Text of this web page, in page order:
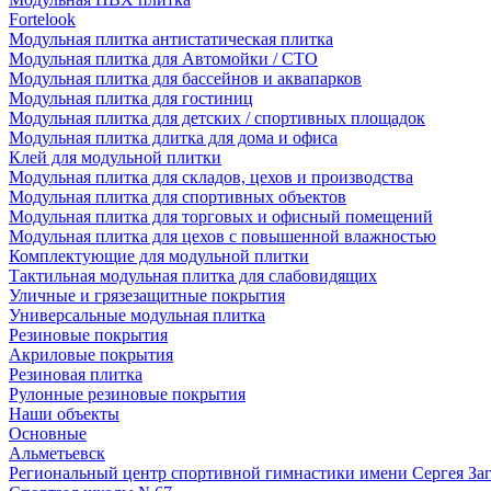
Fortelook
Модульная плитка антистатическая плитка
Модульная плитка для Автомойки / СТО
Модульная плитка для бассейнов и аквапарков
Модульная плитка для гостиниц
Модульная плитка для детских / спортивных площадок
Модульная плитка длитка для дома и офиса
Клей для модульной плитки
Модульная плитка для складов, цехов и производства
Модульная плитка для спортивных объектов
Модульная плитка для торговых и офисный помещений
Модульная плитка для цехов с повышенной влажностью
Комплектующие для модульной плитки
Тактильная модульная плитка для слабовидящих
Уличные и грязезащитные покрытия
Универсальные модульная плитка
Резиновые покрытия
Акриловые покрытия
Резиновая плитка
Рулонные резиновые покрытия
Наши объекты
Основные
Альметьевск
Региональный центр спортивной гимнастики имени Сергея